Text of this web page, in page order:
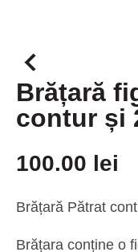
Brățară
contur și
100.00 lei
Brățară Pătrat
Brățara conține o